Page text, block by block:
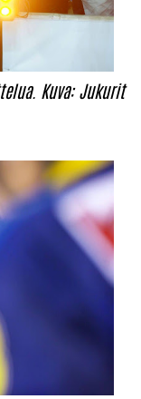
Kuva: Jukurit